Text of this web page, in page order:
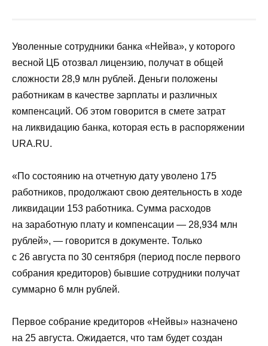
Уволенные сотрудники банка «Нейва», у которого
весной ЦБ отозвал лицензию, получат в общей
сложности 28,9 млн рублей. Деньги положены
работникам в качестве зарплаты и различных
компенсаций. Об этом говорится в смете затрат
на ликвидацию банка, которая есть в распоряжении
URA.RU.
«По состоянию на отчетную дату уволено 175
работников, продолжают свою деятельность в ходе
ликвидации 153 работника. Сумма расходов
на заработную плату и компенсации — 28,934 млн
рублей», — говорится в документе. Только
с 26 августа по 30 сентября (период после первого
собрания кредиторов) бывшие сотрудники получат
суммарно 6 млн рублей.
Первое собрание кредиторов «Нейвы» назначено
на 25 августа. Ожидается, что там будет создан